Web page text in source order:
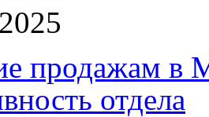
продажам в
отдела